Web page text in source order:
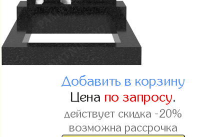
Добавить в корзину
Цена по запросу.
действует скидка -20%
возможна рассрочка